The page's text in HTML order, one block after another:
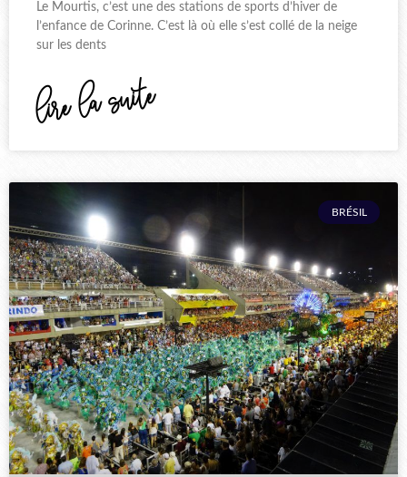
Le Mourtis, c’est une des stations de sports d’hiver de
l’enfance de Corinne. C’est là où elle s’est collé de la neige
sur les dents
lire la suite
BRÉSIL